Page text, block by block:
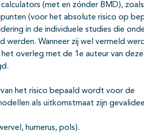
(met en zónder BMD), zoals
(voor het absolute risico op
in de individuele studies die
werden. Wanneer zij wel vermeld
overleg met de 1e auteur van
het risico bepaald wordt voor de
als uitkomstmaat zijn
humerus, pols).